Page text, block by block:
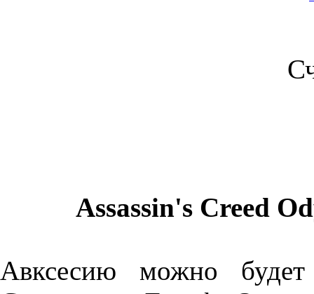
Assassin's Creed
Авксесию можно